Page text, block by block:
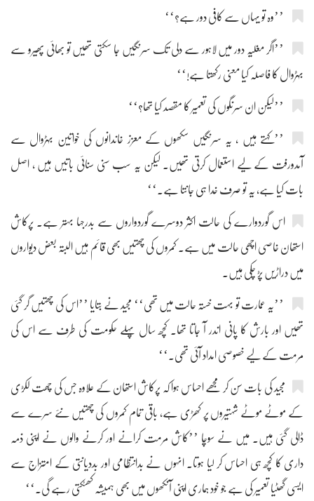
’’وہ تو یہاں سے کافی دور ہے؟‘‘
’’اگر مغلیہ دور میں لاہور سے دلی تک سرنگیں جا سکتی تھیں تو بھائی پھیرو سے
بہڑوال کا فاصلہ کیا معنی رکھتا ہے!‘‘
’’لیکن ان سرنگوں کی تعمیر کا مقصد کیا تھا؟‘‘
’’کہتے ہیں ، یہ سرنگیں سکھوں کے معزز خاندانوں کی خواتین بہڑوال سے
آمدورفت کے لیے استعمال کرتی تھیں۔ لیکن یہ سب سنی سنائی باتیں ہیں ، اصل
بات کیا ہے، یہ تو صرف خدا ہی جانتا ہے۔‘‘
اس گوردوارے کی حالت اکثر دوسرے گوردواروں سے بدرجہا بہتر ہے۔ پرکاش
استھان خاصی اچھی حالت میں ہے۔ کمروں کی چھتیں بھی قائم ہیں البتہ بعض دیواروں
میں دراڑیں پڑ چکی ہیں۔
’’یہ عمارت تو بہت خستہ حالت میں تھی‘‘ مجید نے بتایا ’’اس کی چھتیں گر گئی
تھیں اور بارش کا پانی اندر آ جاتا تھا۔ کچھ سال پہلے حکومت کی طرف سے اس کی
مرمت کے لیے خصوصی امداد آئی تھی۔‘‘
مجید کی بات سن کر مجھے احساس ہوا کہ پرکاش استھان کے علاوہ جس کی چھت لکڑی
کے موٹے موٹے شہتیروں پر کھڑی ہے، باقی تمام کمروں کی چھتیں نئے سرے سے
ڈالی گئی ہیں۔ میں نے سوچا ’’کاش مرمت کرانے اور کرنے والوں نے اپنی ذمہ
داری کا کچھ ہی احساس کر لیا ہوتا۔ انہوں نے بدانتظامی اور بددیانتی کے امتزاج سے
ایسی گھٹیا تعمیر کی ہے جو خود ہماری اپنی آنکھوں میں بھی ہمیشہ کھٹکتی رہے گی۔‘‘